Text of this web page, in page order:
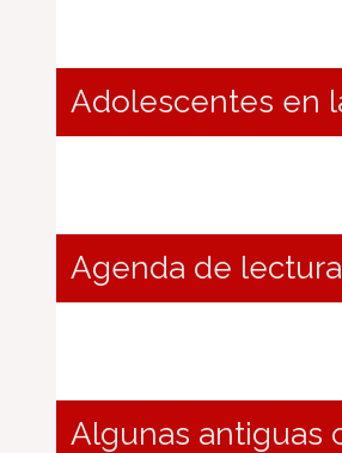
Adolescentes en
Agenda de lectura
Algunas antiguas